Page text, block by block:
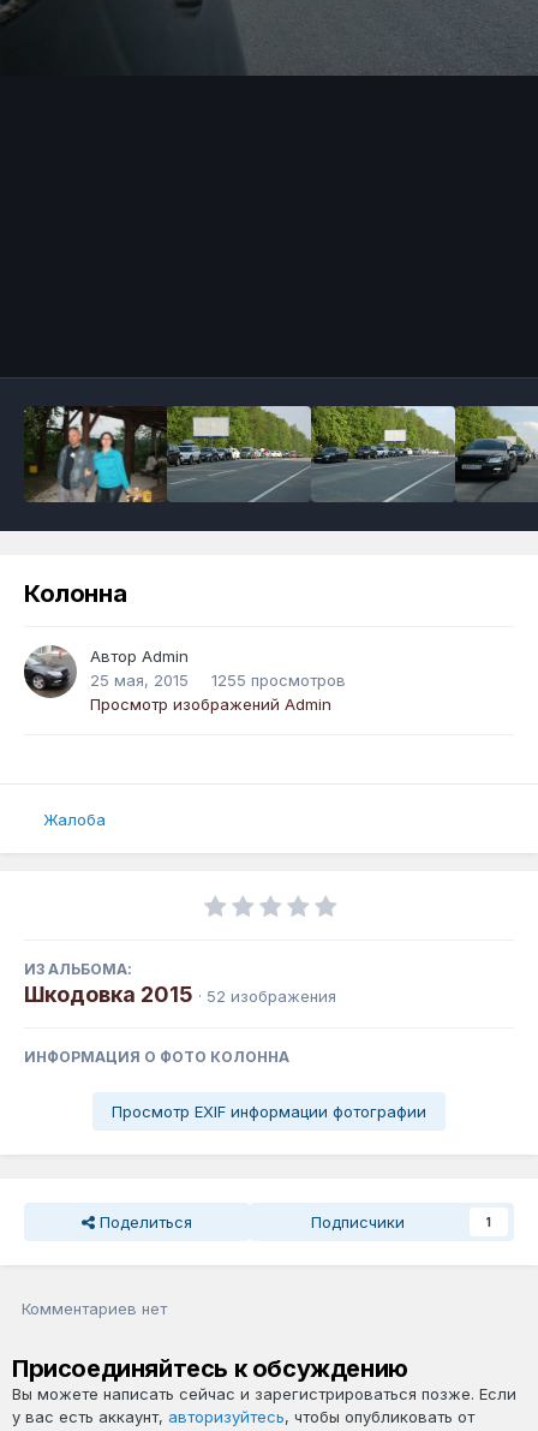
Колонна
Автор Admin
25 мая, 2015
1255 просмотров
Просмотр изображений Admin
Жалоба
ИЗ АЛЬБОМА:
Шкодовка 2015 · 52 изображения
ИНФОРМАЦИЯ О ФОТО КОЛОННА
Просмотр EXIF информации фотографии
Поделиться Подписчики 1
Комментариев нет
Присоединяйтесь к обсуждению
Вы можете написать сейчас и зарегистрироваться позже. Если
у вас есть аккаунт, авторизуйтесь, чтобы опубликовать от